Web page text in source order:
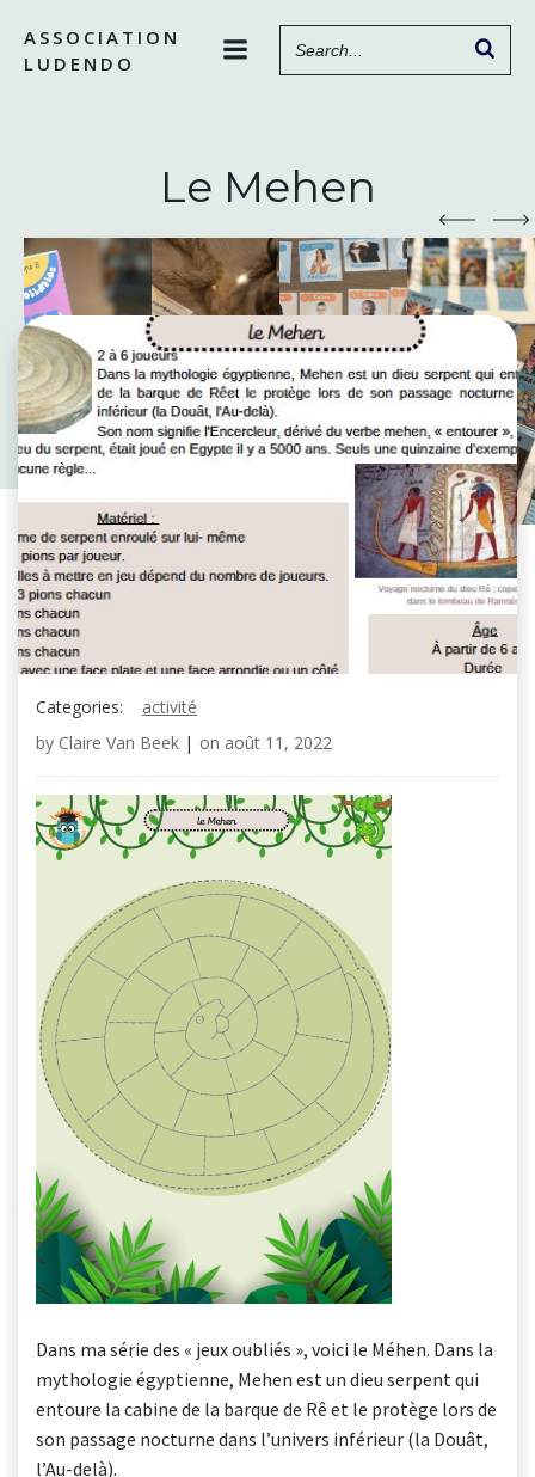
contenu
ASSOCIATION
LUDENDO
Le Mehen
Categories:
activité
by Claire Van Beek | on août 11, 2022
Dans ma série des « jeux oubliés », voici le Méhen. Dans la
mythologie égyptienne, Mehen est un dieu serpent qui
entoure la cabine de la barque de Rê et le protège lors de
son passage nocturne dans l’univers inférieur (la Douât,
l’Au-delà).